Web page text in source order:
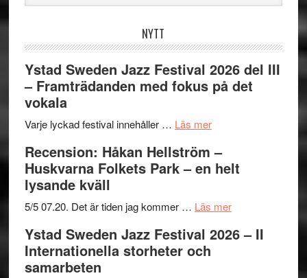
webbplatsen
NYTT
Ystad Sweden Jazz Festival 2026 del III
– Framträdanden med fokus på det
vokala
Varje lyckad festival innehåller … Läs merom
Sweden
Jazz
2026
III
Recension: Håkan Hellström –
Huskvarna Folkets Park – en helt
lysande kväll
5/5 07.20. Det är tiden jag kommer … Läs merom
Håkan
Ystad Sweden Jazz Festival 2026 – II
Internationella storheter och
samarbeten